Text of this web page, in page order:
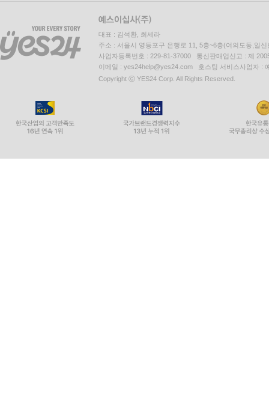
대표 : 김석환, 최세라
주소 : 서울시 영등포구 은행로 11, 5층~6층(여의도동,일신
사업자등록번호 : 229-81-37000 통신판매업신고 : 제
이메일 : yes24help@yes24.com 호스팅 서비스사업자 :
Copyright ⓒ YES24 Corp. All Rights Reserved.